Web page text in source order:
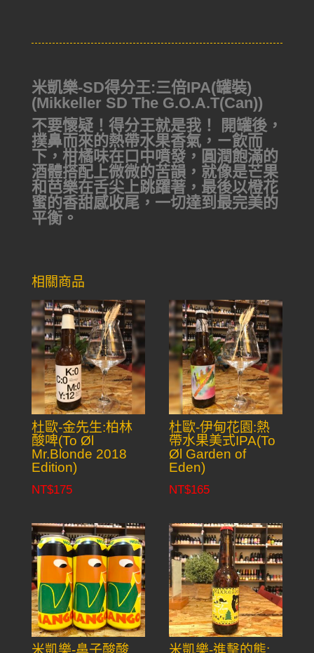
米凱樂-SD得分王:三倍IPA(罐裝)
(Mikkeller SD The G.O.A.T(Can))
不要懷疑！得分王就是我！ 開罐後，
撲鼻而來的熱帶水果香氣，ㄧ飲而
下，柑橘味在口中噴發，圓潤飽滿的
酒體搭配上微微的苦韻，就像是芒果
和芭樂在舌尖上跳躍著，最後以橙花
蜜的香甜感收尾，一切達到最完美的
平衡。
相關商品
杜歐-金先生:柏林
酸啤(To Øl
Mr.Blonde 2018
Edition)
NT$175
杜歐-伊甸花園:熱
帶水果美式IPA(To
Øl Garden of
Eden)
NT$165
米凱樂-鼻子酸酸 米凱樂-進擊的熊: